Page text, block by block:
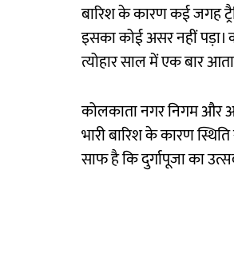
बारिश के कारण कई जगह
इसका कोई असर नहीं पड़ा।
त्योहार साल में एक बार
कोलकाता नगर निगम और
भारी बारिश के कारण
साफ है कि दुर्गापूजा का